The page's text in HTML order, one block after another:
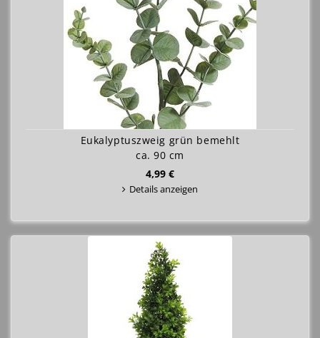
Eukalyptuszweig grün bemehlt
ca. 90 cm
4,99 €
Details anzeigen